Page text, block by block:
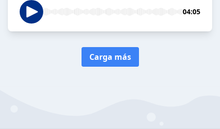
04:05
Carga más